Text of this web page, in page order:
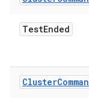
TestEnded
Cluster